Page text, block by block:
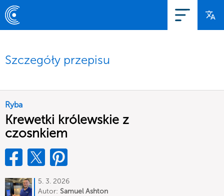
Szczegóły przepisu
Ryba
Krewetki królewskie z
czosnkiem
5. 3. 2026
Autor: Samuel Ashton